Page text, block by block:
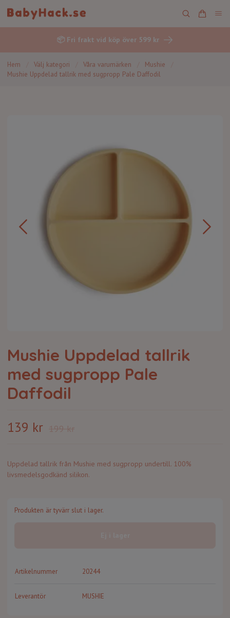
📦 Fri frakt vid köp över 599 kr
Hem Välj kategori Våra varumärken Mushie
Mushie Uppdelad tallrik med sugpropp Pale Daffodil
Mushie Uppdelad tallrik
med sugpropp Pale
Daffodil
139 kr 199 kr
Uppdelad tallrik från Mushie med sugpropp undertill. 100%
livsmedelsgodkänd silikon.
Produkten är tyvärr slut i lager.
Artikelnummer 20244
Leverantör MUSHIE